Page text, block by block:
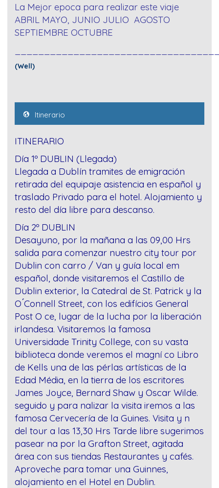
La Mejor epoca para realizar este viaje
ABRIL MAYO, JUNIO JULIO AGOSTO
SEPTIEMBRE OCTUBRE
(Well)
Itinerario
ITINERARIO
Día 1º DUBLIN (Llegada)
Llegada a Dublín tramites de emigración
retirada del equipaje asistencia en español y
traslado Privado para el hotel. Alojamiento y
resto del día libre para descanso.
Día 2º DUBLIN
Desayuno, por la mañana a las 09,00 Hrs
salida para comenzar nuestro city tour por
Dublin con carro / Van y guía local em
español, donde visitaremos el Castillo de
Dublin exterior, la Catedral de St. Patrick y la
O ́Connell Street, con los edifícios General
Post O ce, lugar de la lucha por la liberación
irlandesa. Visitaremos la famosa
Universidade Trinity College, con su vasta
biblioteca donde veremos el magní co Libro
de Kells una de las pérlas artísticas de la
Edad Média, en la tierra de los escritores
James Joyce, Bernard Shaw y Oscar Wilde.
seguido y para nalizar la visita iremos a las
famosa Cervecería de la Guines. Visita y n
del tour a las 13,30 Hrs Tarde libre sugerimos
pasear na por la Grafton Street, agitada
área con sus tiendas Restaurantes y cafés.
Aproveche para tomar una Guinnes,
alojamiento en el Hotel en Dublin.